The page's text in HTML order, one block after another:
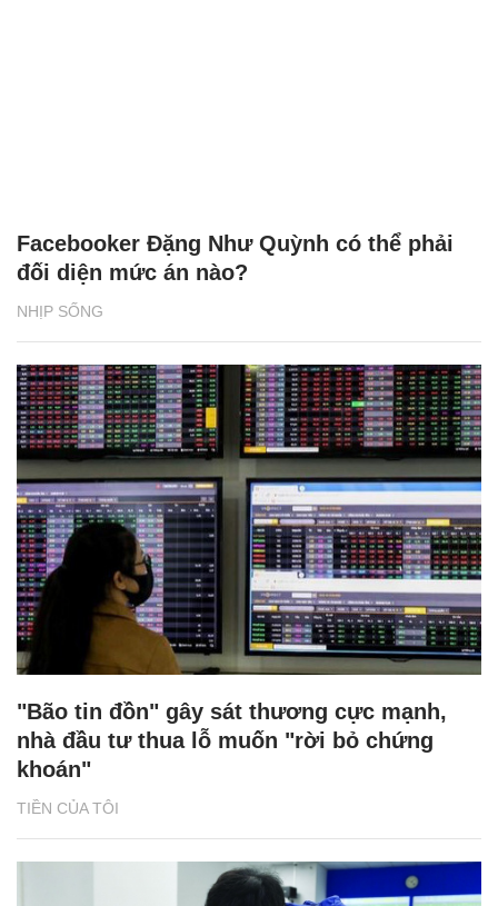
NHỊP SỐNG
Facebooker Đặng Như Quỳnh có thể phải
đối diện mức án nào?
TIỀN CỦA TÔI
"Bão tin đồn" gây sát thương cực mạnh,
nhà đầu tư thua lỗ muốn "rời bỏ chứng
khoán"